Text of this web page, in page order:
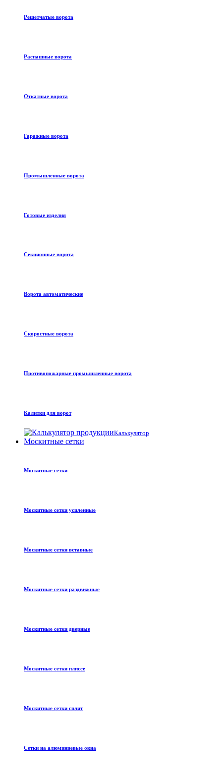
Решетчатые ворота
Распашные ворота
Откатные ворота
Гаражные ворота
Промышленные ворота
Готовые изделия
Секционные ворота
Ворота автоматические
Скоростные ворота
Противопожарные промышленные ворота
Калитки для ворот
Калькулятор
Москитные сетки
Москитные сетки
Москитные сетки усиленные
Москитные сетки вставные
Москитные сетки раздвижные
Москитные сетки дверные
Москитные сетки плиссе
Москитные сетки сплит
Сетки на алюминиевые окна